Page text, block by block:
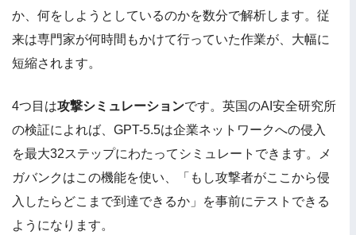
か、何をしようとしているのかを数分で解析します。従
来は専門家が何時間もかけて行っていた作業が、大幅に
短縮されます。
4つ目は攻撃シミュレーションです。英国のAI安全研究所
の検証によれば、GPT-5.5は企業ネットワークへの侵入
を最大32ステップにわたってシミュレートできます。メ
ガバンクはこの機能を使い、「もし攻撃者がここから侵
入したらどこまで到達できるか」を事前にテストできる
ようになります。